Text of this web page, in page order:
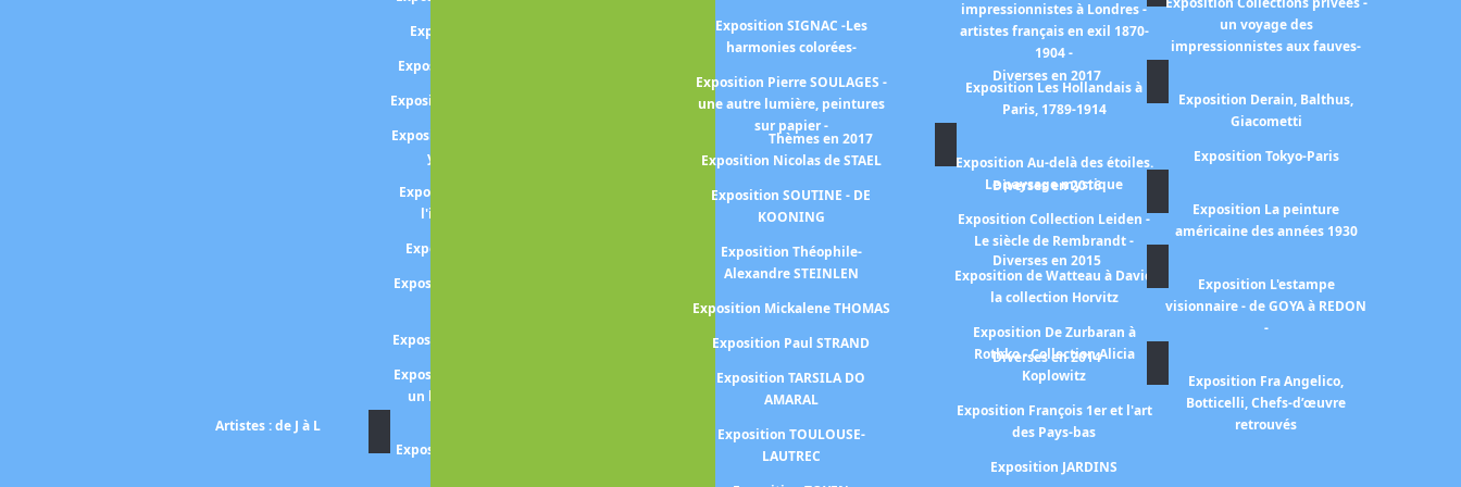
Exposition Jean HELION
Exposition Auguste HERBIN
Exposition David HOCKNEY 25
Exposition David HOCKNEY -a
year in Normandy-
Exposition Philip GUSTON -
l'ironie de l'histoire -
Exposition Frank HORVAT
Exposition Fabrice HYBER -La
Exposition Graciela ITURBIDE
Exposition Pekka HALONEN -
un hymne à la Finlande -
Artistes : de J à L
Exposition Louis JANMOT -le
Exposition SIGNAC -Les
harmonies colorées-
Exposition Pierre SOULAGES -
une autre lumière, peintures
sur papier -
Exposition Nicolas de STAEL
Exposition SOUTINE - DE
KOONING
Exposition Théophile-
Alexandre STEINLEN
Exposition Mickalene THOMAS
Exposition Paul STRAND
Exposition TARSILA DO
AMARAL
Exposition TOULOUSE-
LAUTREC
impressionnistes à Londres -
artistes français en exil 1870-
1904 -
Exposition Les Hollandais à
Paris, 1789-1914
Thèmes en 2017
Exposition Au-delà des étoiles.
Le paysage mystique
Exposition Collection Leiden -
Le siècle de Rembrandt -
Exposition de Watteau à David
la collection Horvitz
Exposition De Zurbaran à
Rothko - Collection Alicia
Koplowitz
Exposition François 1er et l'art
des Pays-bas
Exposition JARDINS
un voyage des
impressionnistes aux fauves-
Diverses en 2017
Exposition Derain, Balthus,
Giacometti
Exposition Tokyo-Paris
Diverses en 2016
Exposition La peinture
américaine des années 1930
Diverses en 2015
Exposition L'estampe
visionnaire - de GOYA à REDON
-
Diverses en 2014
Exposition Fra Angelico,
Botticelli, Chefs-d’œuvre
retrouvés